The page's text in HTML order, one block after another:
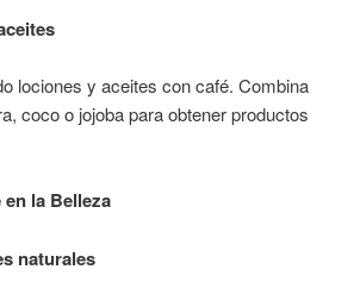
lociones y aceites con café. Combina
coco o jojoba para obtener productos
la Belleza
naturales